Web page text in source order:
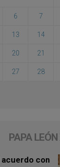
6 7
13 14
20 21
27 28
PAPA
con